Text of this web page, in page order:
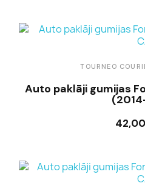
TOURNEO
Auto paklāji gumijas
Ielikt